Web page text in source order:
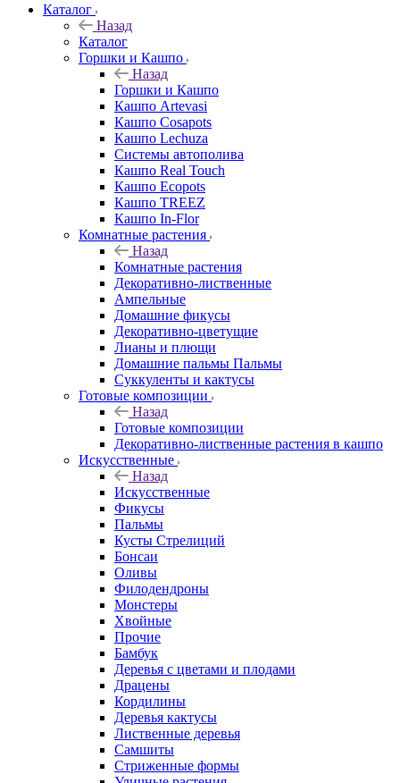
Каталог
Назад
Каталог
Горшки и Кашпо
Назад
Горшки и Кашпо
Кашпо Artevasi
Кашпо Cosapots
Кашпо Lechuza
Системы автополива
Кашпо Real Touch
Кашпо Ecopots
Кашпо TREEZ
Кашпо In-Flor
Комнатные растения
Назад
Комнатные растения
Декоративно-лиственные
Ампельные
Домашние фикусы
Декоративно-цветущие
Лианы и плющи
Домашние пальмы Пальмы
Суккуленты и кактусы
Готовые композиции
Назад
Готовые композиции
Декоративно-лиственные растения в кашпо
Искусственные
Назад
Искусственные
Фикусы
Пальмы
Кусты Стрелиций
Бонсаи
Оливы
Филодендроны
Монстеры
Хвойные
Прочие
Бамбук
Деревья с цветами и плодами
Драцены
Кордилины
Деревья кактусы
Лиственные деревья
Самшиты
Стриженные формы